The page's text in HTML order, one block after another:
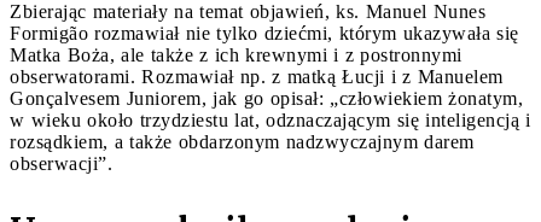
Zbierając materiały na temat objawień, ks. Manuel Nunes
Formigão rozmawiał nie tylko dziećmi, którym ukazywała się
Matka Boża, ale także z ich krewnymi i z postronnymi
obserwatorami. Rozmawiał np. z matką Łucji i z Manuelem
Gonçalvesem Juniorem, jak go opisał: „człowiekiem żonatym,
w wieku około trzydziestu lat, odznaczającym się inteligencją i
rozsądkiem, a także obdarzonym nadzwyczajnym darem
obserwacji”.